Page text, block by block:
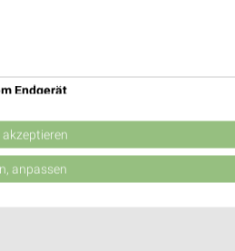
Endgerät
akzeptieren
anpassen